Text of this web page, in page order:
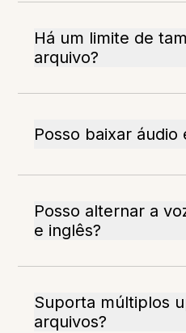
Há um limite de
arquivo?
Posso baixar áudio
Posso alternar a
e inglês?
Suporta múltiplos
arquivos?